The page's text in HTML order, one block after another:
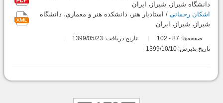
دانشگاه شیراز، شیراز، ایران
اشکان رحمانی / استادیار هنر، دانشکده هنر و معماری، دانشگاه
شیراز، شیراز، ایران
صفحه‌ها: 87
-
تاریخ دریافت: 1399/05/23
تاریخ پذیرش: 1399/10/10